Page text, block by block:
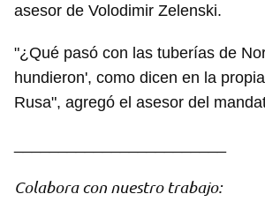
asesor de Volodimir Zelenski.
"¿Qué pasó con las tuberías de
hundieron', como dicen en la
Rusa", agregó el asesor del
Colabora con nuestro trabajo: